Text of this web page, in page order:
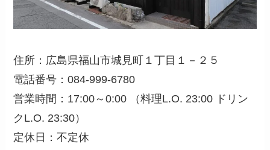
住所：広島県福山市城見町１丁目１－２５
電話番号：084-999-6780
営業時間：17:00～0:00 （料理L.O. 23:00 ドリン
クL.O. 23:30）
定休日：不定休